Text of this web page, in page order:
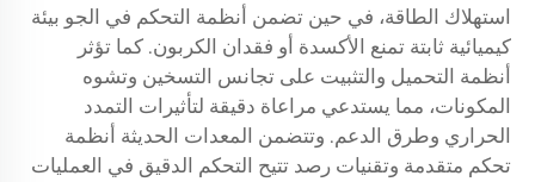
استهلاك الطاقة، في حين تضمن أنظمة التحكم في الجو بيئة
كيميائية ثابتة تمنع الأكسدة أو فقدان الكربون. كما تؤثر
أنظمة التحميل والتثبيت على تجانس التسخين وتشوه
المكونات، مما يستدعي مراعاة دقيقة لتأثيرات التمدد
الحراري وطرق الدعم. وتتضمن المعدات الحديثة أنظمة
تحكم متقدمة وتقنيات رصد تتيح التحكم الدقيق في العمليات